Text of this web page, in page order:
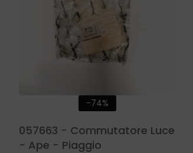
-74%
057663 - Commutatore Luce
- Ape - Piaggio